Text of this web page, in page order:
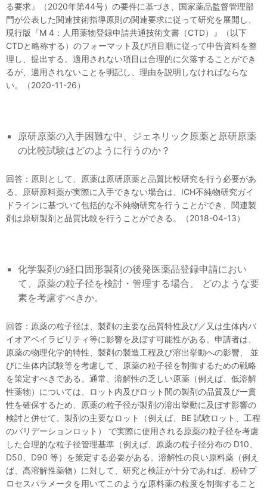
る要求』（2020年第44号）の要件に基づき、国家薬品監督管理部
門が公表した関連技術指導原則の関連要求に従って研究を展開し、
現行版『M 4：人用薬物登録申請共通技術文書（CTD）』（以下
CTDと略称する）のフォーマット及び項目順に従って申告資料を整
理し、提出する。適用されない項目は合理的に欠落することができ
るが、適用されないことを明記し、理由を説明しなければならな
い。（2020-11-26）
原研原薬の入手困難な中、ジェネリック原薬と原研原薬
の比較試験はどのように行うのか？
回答：原則として、原薬は原研原薬と品質比較研究を行う必要があ
る。原研原料薬が実際に入手できない場合は、ICH不純物研究ガイ
ドラインに基づいて包括的な不純物研究を行うことができ、関連製
剤は原研製剤と品質比較を行うことができる。（2018-04-13）
化学製剤の経口固形製剤の後発医薬品登録申請におい
て、原薬の粒子径を検討・管理する場合、 どのような要
素を考慮すべきか。
回答：原薬の粒子径は、製剤の主要な品質特性及び／又は生体内バ
イオアベイラビリティ等に影響を及ぼす可能性がある。申請者は、
原薬の物理化学的特性、製剤の製造工程及び溶出挙動への影響、 並
びに生体内試験等を考慮して、原薬の粒子径を制御するための戦略
を策定すべきである。通常、溶解性の乏しい原薬（例えば、低溶解
性薬物）については、ロット内及びロット間の製剤の品質及び一貫
性を確保するため、原薬の粒子径が製剤の溶出挙動に及ぼす影響の
検討と併せて、製剤の主要なロット（例えば、BE 試験ロット、工程
のバリデーションロット） で実際に使用される原薬の粒子径を考慮
した合理的な粒子径管理基準（例えば、原薬の粒子径分布の D10、
D50、D90 等）を策定する必要がある。溶解性の良い原料薬（例え
ば、高溶解性薬物）に対して、研究と検証が十分であれば、粉砕プ
ロセスパラメータを用いてこのような原料薬の粒度を制御すること